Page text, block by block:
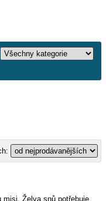
Želva snů potřebuje